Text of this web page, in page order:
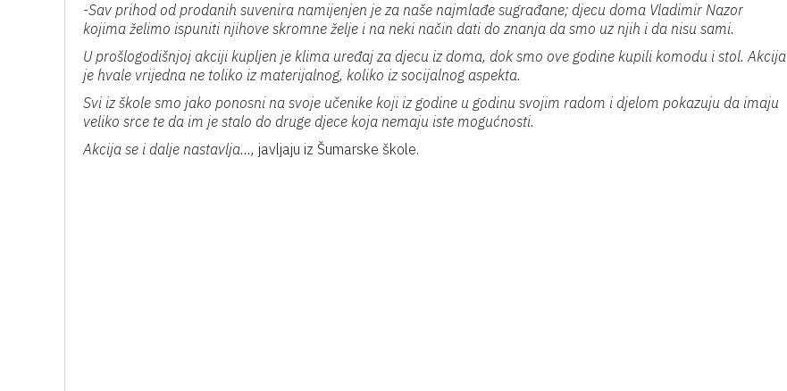
-Sav prihod od prodanih suvenira namijenjen je za naše najmlađe sugrađane; djecu doma Vladimir Nazor
kojima želimo ispuniti njihove skromne želje i na neki način dati do znanja da smo uz njih i da nisu sami.
U prošlogodišnjoj akciji kupljen je klima uređaj za djecu iz doma, dok smo ove godine kupili komodu i stol. Akcija
je hvale vrijedna ne toliko iz materijalnog, koliko iz socijalnog aspekta.
Svi iz škole smo jako ponosni na svoje učenike koji iz godine u godinu svojim radom i djelom pokazuju da imaju
veliko srce te da im je stalo do druge djece koja nemaju iste mogućnosti.
Akcija se i dalje nastavlja…, javljaju iz Šumarske škole.